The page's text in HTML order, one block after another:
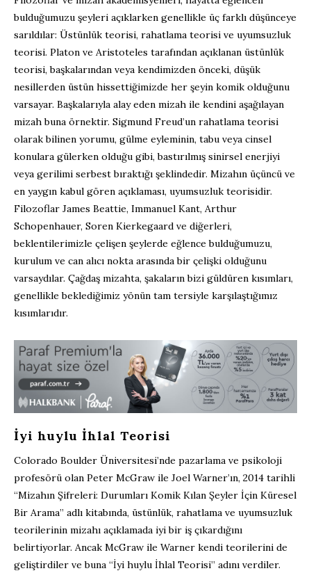
bulduğumuzu şeyleri açıklarken genellikle üç farklı düşünceye
sarıldılar: Üstünlük teorisi, rahatlama teorisi ve uyumsuzluk
teorisi. Platon ve Aristoteles tarafından açıklanan üstünlük
teorisi, başkalarından veya kendimizden önceki, düşük
nesillerden üstün hissettiğimizde her şeyin komik olduğunu
varsayar. Başkalarıyla alay eden mizah ile kendini aşağılayan
mizah buna örnektir. Sigmund Freud’un rahatlama teorisi
olarak bilinen yorumu, gülme eyleminin, tabu veya cinsel
konulara gülerken olduğu gibi, bastırılmış sinirsel enerjiyi
veya gerilimi serbest bıraktığı şeklindedir. Mizahın üçüncü ve
en yaygın kabul gören açıklaması, uyumsuzluk teorisidir.
Filozoflar James Beattie, Immanuel Kant, Arthur
Schopenhauer, Soren Kierkegaard ve diğerleri,
beklentilerimizle çelişen şeylerde eğlence bulduğumuzu,
kurulum ve can alıcı nokta arasında bir çelişki olduğunu
varsaydılar. Çağdaş mizahta, şakaların bizi güldüren kısımları,
genellikle beklediğimiz yönün tam tersiyle karşılaştığımız
kısımlarıdır.
İyi huylu İhlal Teorisi
Colorado Boulder Üniversitesi’nde pazarlama ve psikoloji
profesörü olan Peter McGraw ile Joel Warner’ın, 2014 tarihli
“Mizahın Şifreleri: Durumları Komik Kılan Şeyler İçin Küresel
Bir Arama” adlı kitabında, üstünlük, rahatlama ve uyumsuzluk
teorilerinin mizahı açıklamada iyi bir iş çıkardığını
belirtiyorlar. Ancak McGraw ile Warner kendi teorilerini de
geliştirdiler ve buna “İyi huylu İhlal Teorisi” adını verdiler.